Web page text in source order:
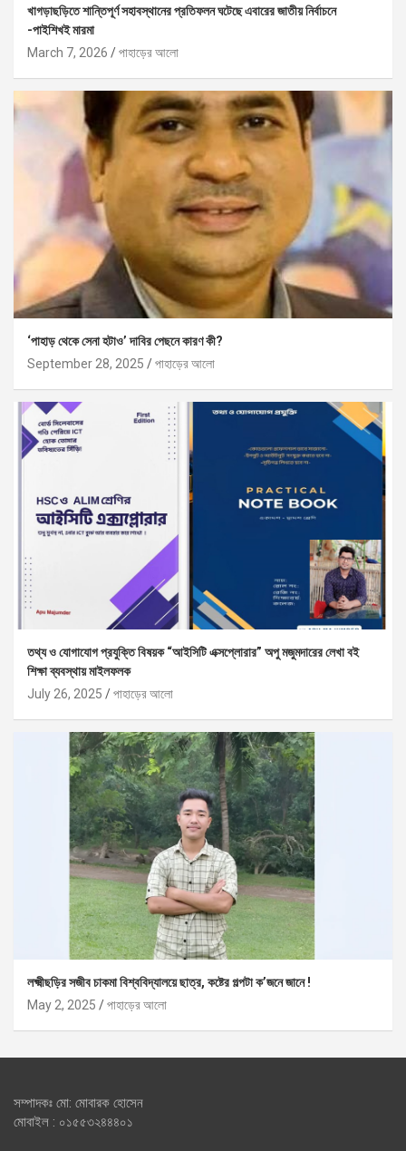
খাগড়াছড়িতে শান্তিপূর্ণ সহাবস্থানের প্রতিফলন ঘটেছে এবারের জাতীয় নির্বাচনে
-পাইশিখই মারমা
March 7, 2026
পাহাড়ের আলো
‘পাহাড় থেকে সেনা হটাও’ দাবির পেছনে কারণ কী?
September 28, 2025
পাহাড়ের আলো
তথ্য ও যোগাযোগ প্রযুক্তি বিষয়ক “আইসিটি এক্সপ্লোরার” অপু মজুমদারের লেখা বই
শিক্ষা ব্যবস্থায় মাইলফলক
July 26, 2025
পাহাড়ের আলো
লক্ষ্মীছড়ির সজীব চাকমা বিশ্ববিদ্যালয়ে ছাত্র, কষ্টের গল্পটা ক’জনে জানে !
May 2, 2025
পাহাড়ের আলো
সম্পাদকঃ মো: মোবারক হোসেন
মোবাইল : ০১৫৫৩২৪৪৪০১